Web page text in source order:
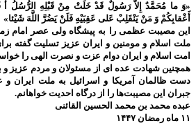
«وَ ما مُحَمَّدٌ إِلاَّ رَسُولٌ قَدْ خَلَتْ مِنْ قَبْلِهِ الرُّسُلُ أَ
أَعْقابِكُمْ وَ مَنْ يَنْقَلِبْ عَلى‌ عَقِبَيْهِ فَلَنْ يَضُرَّ اللَّهَ شَيْئا»
این مصیبت عظمی را به پیشگاه ولی عصر امام
ملت اسلام و مومنین و ایران عزیز تسلیت گفته
امت اسلام و ایران دوام عزت و نصرت الهی را
همچنین شهادت عده ای از مسئولان و مردم عزیز و
دست ظالمان آمریکا و اسرائیل به ملت ایران و
جبران این مصیبت‌ها را از درگاه احدیت خواهانم.
عبده محمد بن محمد الحسین القائنی
۱۱ ماه رمضان ۱۴۴۷